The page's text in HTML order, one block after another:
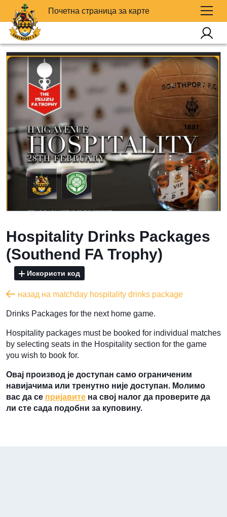
Почетна страница за карте
Hospitality Drinks Packages
(Southend FA Trophy)
Искористи код
назад на matchday hospitality drinks package
Drinks Packages for the next home game.
Hospitality packages must be booked for individual matches
by selecting seats in the Hospitality section for the game
you wish to book for.
Овај производ је доступан само ограниченим
навијачима или тренутно није доступан. Молимо
вас да се пријавите на свој налог да проверите да
ли сте сада подобни за куповину.